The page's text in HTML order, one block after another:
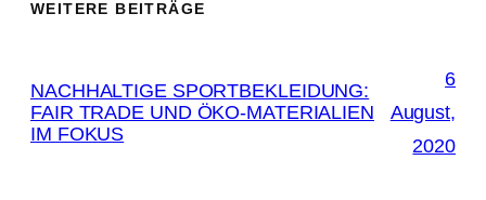
WEITERE BEITRÄGE
NACHHALTIGE SPORTBEKLEIDUNG:
FAIR TRADE UND ÖKO-MATERIALIEN
IM FOKUS
6
August,
2020